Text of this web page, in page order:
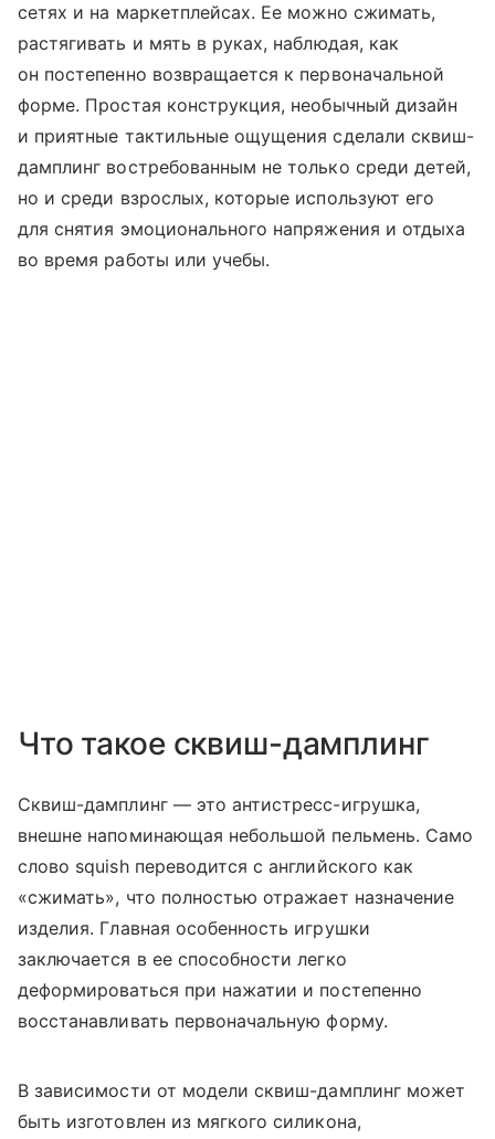
сетях и на маркетплейсах. Ее можно сжимать,
растягивать и мять в руках, наблюдая, как
он постепенно возвращается к первоначальной
форме. Простая конструкция, необычный дизайн
и приятные тактильные ощущения сделали сквиш-
дамплинг востребованным не только среди детей,
но и среди взрослых, которые используют его
для снятия эмоционального напряжения и отдыха
во время работы или учебы.
Что такое сквиш-дамплинг
Сквиш-дамплинг — это антистресс-игрушка,
внешне напоминающая небольшой пельмень. Само
слово squish переводится с английского как
«сжимать», что полностью отражает назначение
изделия. Главная особенность игрушки
заключается в ее способности легко
деформироваться при нажатии и постепенно
восстанавливать первоначальную форму.
В зависимости от модели сквиш-дамплинг может
быть изготовлен из мягкого силикона,